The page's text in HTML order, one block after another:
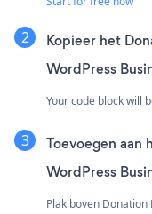
Kopieer het
WordPress
Your code block will
Toevoegen
WordPress
Plak boven